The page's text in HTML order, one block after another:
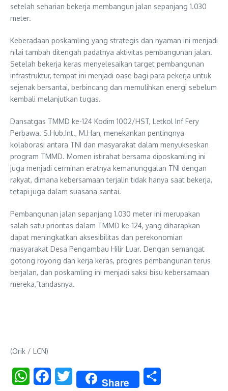
setelah seharian bekerja membangun jalan sepanjang 1.030
meter.
Keberadaan poskamling yang strategis dan nyaman ini menjadi
nilai tambah ditengah padatnya aktivitas pembangunan jalan.
Setelah bekerja keras menyelesaikan target pembangunan
infrastruktur, tempat ini menjadi oase bagi para pekerja untuk
sejenak bersantai, berbincang dan memulihkan energi sebelum
kembali melanjutkan tugas.
Dansatgas TMMD ke-124 Kodim 1002/HST, Letkol Inf Fery
Perbawa. S.Hub.Int., M.Han, menekankan pentingnya
kolaborasi antara TNI dan masyarakat dalam menyukseskan
program TMMD. Momen istirahat bersama diposkamling ini
juga menjadi cerminan eratnya kemanunggalan TNI dengan
rakyat, dimana kebersamaan terjalin tidak hanya saat bekerja,
tetapi juga dalam suasana santai.
Pembangunan jalan sepanjang 1.030 meter ini merupakan
salah satu prioritas dalam TMMD ke-124, yang diharapkan
dapat meningkatkan aksesibilitas dan perekonomian
masyarakat Desa Pengambau Hilir Luar. Dengan semangat
gotong royong dan kerja keras, progres pembangunan terus
berjalan, dan poskamling ini menjadi saksi bisu kebersamaan
mereka,”tandasnya.
(Orik / LCN)
WhatsAppFacebookTwitter Share